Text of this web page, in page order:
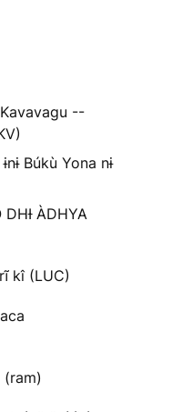
--
Búkù Yona nɨ
DHƗ ÀDHYA
kî (LUC)
(ram)